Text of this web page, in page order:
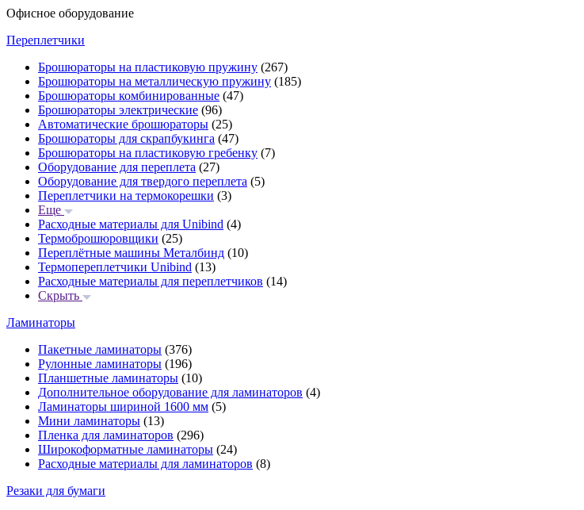
Офисное оборудование
Переплетчики
Брошюраторы на пластиковую пружину (267)
Брошюраторы на металлическую пружину (185)
Брошюраторы комбинированные (47)
Брошюраторы электрические (96)
Автоматические брошюраторы (25)
Брошюраторы для скрапбукинга (47)
Брошюраторы на пластиковую гребенку (7)
Оборудование для переплета (27)
Оборудование для твердого переплета (5)
Переплетчики на термокорешки (3)
Еще
Расходные материалы для Unibind (4)
Термоброшюровщики (25)
Переплётные машины Металбинд (10)
Термопереплетчики Unibind (13)
Расходные материалы для переплетчиков (14)
Скрыть
Ламинаторы
Пакетные ламинаторы (376)
Рулонные ламинаторы (196)
Планшетные ламинаторы (10)
Дополнительное оборудование для ламинаторов (4)
Ламинаторы шириной 1600 мм (5)
Мини ламинаторы (13)
Пленка для ламинаторов (296)
Широкоформатные ламинаторы (24)
Расходные материалы для ламинаторов (8)
Резаки для бумаги